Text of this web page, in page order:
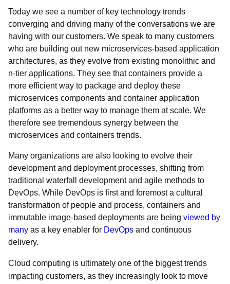
Today we see a number of key technology trends
converging and driving many of the conversations we are
having with our customers. We speak to many customers
who are building out new microservices-based application
architectures, as they evolve from existing monolithic and
n-tier applications. They see that containers provide a
more efficient way to package and deploy these
microservices components and container application
platforms as a better way to manage them at scale. We
therefore see tremendous synergy between the
microservices and containers trends.
Many organizations are also looking to evolve their
development and deployment processes, shifting from
traditional waterfall development and agile methods to
DevOps. While DevOps is first and foremost a cultural
transformation of people and process, containers and
immutable image-based deployments are being viewed by
many as a key enabler for DevOps and continuous
delivery.
Cloud computing is ultimately one of the biggest trends
impacting customers, as they increasingly look to move